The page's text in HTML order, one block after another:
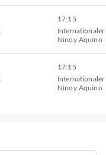
17:15
Internationaler
Ninoy Aquino
17:15
Internationaler
Ninoy Aquino